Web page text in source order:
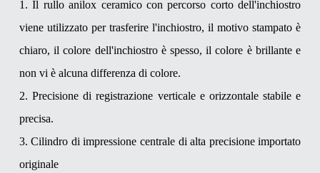
1. Il rullo anilox ceramico con percorso corto dell'inchiostro
viene utilizzato per trasferire l'inchiostro, il motivo stampato è
chiaro, il colore dell'inchiostro è spesso, il colore è brillante e
non vi è alcuna differenza di colore.
2. Precisione di registrazione verticale e orizzontale stabile e
precisa.
3. Cilindro di impressione centrale di alta precisione importato
originale